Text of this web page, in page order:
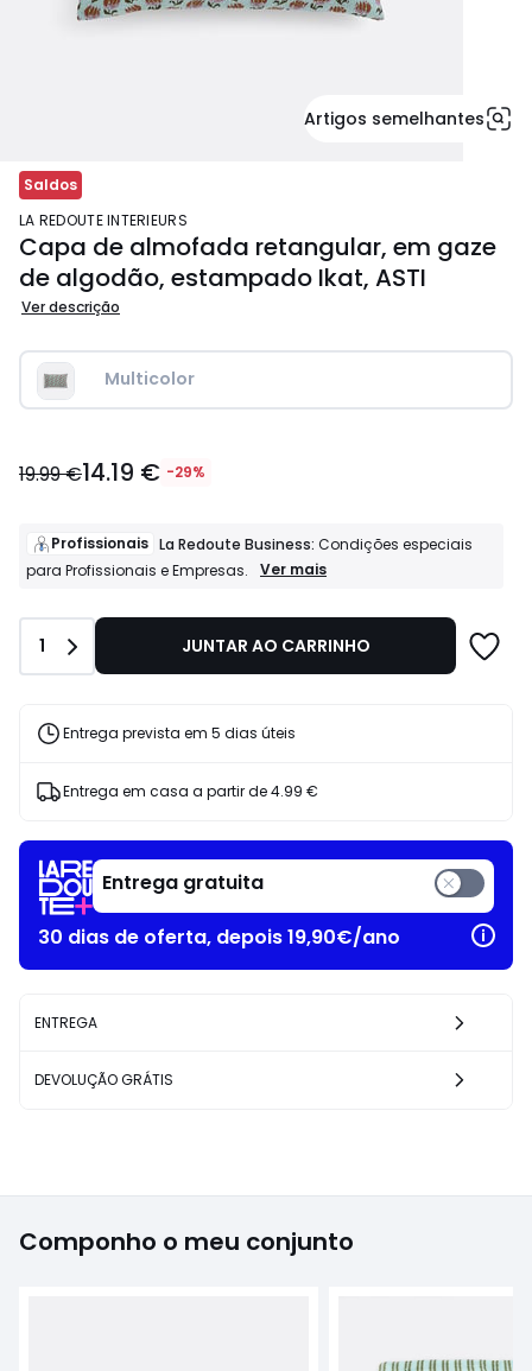
Artigos semelhantes
Saldos
LA REDOUTE INTERIEURS
Capa de almofada retangular, em gaze
de algodão, estampado Ikat, ASTI
Ver descrição
Multicolor
€
de
19.99
29%
desconto
19.99 €14.19 € -29%
Profissionais La Redoute Business: Condições especiais
para Profissionais e Empresas.
Profissionais
Condições
e
Ver mais
Quantidade
1 JUNTAR AO CARRINHO
Entrega prevista em 5 dias úteis
Entrega em casa a partir de4.99 €
Entrega gratuita
30 dias de oferta, depois 19,90€/ano
ENTREGA
DEVOLUÇÃO GRÁTIS
Componho o meu conjunto